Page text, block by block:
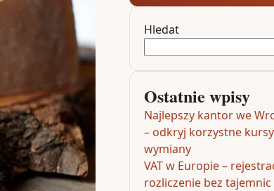
Hledat
Ostatnie wpisy
Najlepszy kantor we
– odkryj korzystne kursy
wymiany
VAT w Europie –
rozliczenie bez tajemnic